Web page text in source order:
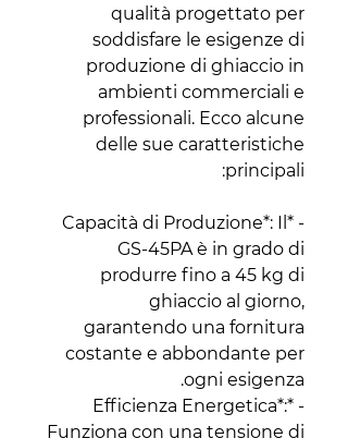
qualità progettato per
soddisfare le esigenze di
produzione di ghiaccio in
ambienti commerciali e
professionali. Ecco alcune
delle sue caratteristiche
principali:
- *Capacità di Produzione*: Il
GS-45PA è in grado di
produrre fino a 45 kg di
ghiaccio al giorno,
garantendo una fornitura
costante e abbondante per
ogni esigenza.
- *Efficienza Energetica*:
Funziona con una tensione di